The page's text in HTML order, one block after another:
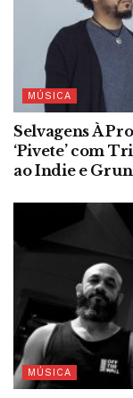
MÚSICA
Selvagens À
‘Pivete’ com
ao Indie e
MÚSICA